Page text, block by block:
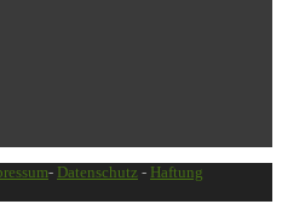
- Datenschutz - Haftung